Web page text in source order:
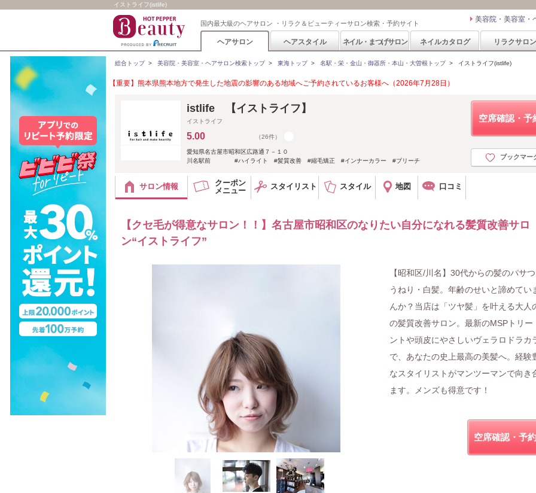
イストライフ(istlife)
国内最大級のヘアサロン ・リラク＆ビューティーサロン検索・予約サイト 美容院・美容室・
ヘアサロン ヘアスタイル ネイル・まつげサロン ネイルカタログ リラクサロン
総合トップ> 美容院・美容室・ヘアサロン検索トップ> 東海トップ> 名駅・栄・金山・御器所・本山・大曽根トップ> イストライフ(istlife)
【重要】熊本県熊本地方で発生した地震の影響のある地域へご予約されているお客様へ（2026年7月28日）
空席確認・予
ブックマー
istlife 【イストライフ】
イストライフ
5.00 （26件）
愛知県名古屋市昭和区広路通７－１０
川名駅前 #ハイライト #髪質改善 #縮毛矯正 #インナーカラー #ブリーチ
サロン情報
クーポン
メニュー
スタイリスト スタイル 地図 口コミ
【クセ毛が得意なサロン！！】名古屋市昭和区のなりたい自分になれる髪質改善サロ
ン“イストライフ”
【昭和区/川名】30代からの髪のパサ
うねり・白髪。年齢のせいと諦めてい
んか？当店は「ツヤ髪」を叶える大人
の髪質改善サロン。最新のMSPトリー
ントや頭皮にやさしいヴェラロドラカ
で、あなたの史上最高の美髪へ。経験
なスタイリストがマンツーマンで向き
ます。メンズも得意です！
空席確認・予